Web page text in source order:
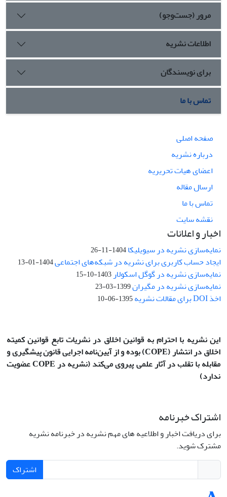
مرور (جست‌وجو)
اطلاعات نشریه
برای نویسندگان
تماس با ما
صفحه اصلی
درباره نشریه
اعضای هیات تحریریه
ارسال مقاله
تماس با ما
نقشه سایت
اخبار و اعلانات
نمایه‌سازی نشریه در سیویلیکا1404-11-26
ایجاد حساب کاربری برای نشریه در شبکه‌های اجتماعی1404-01-13
نمایه‌سازی نشریه در گوگل اسکولار 1403-10-15
نمایه‌سازی نشریه در مگیران1399-03-23
اخذ DOI برای مقالات نشریه 1395-06-10
این نشریه با احترام به قوانین اخلاق در نشریات تابع قوانین کمیته
اخلاق در انتشار(COPE)بوده و از آیین‌نامه اجرایی قانون پیشگیری و
مقابله با تقلب در آثار علمی پیروی می‌کند (نشریه در COPE عضویت
ندارد)
اشتراک خبرنامه
برای دریافت اخبار و اطلاعیه های مهم نشریه در خبرنامه نشریه
مشترک شوید.
اشتراک